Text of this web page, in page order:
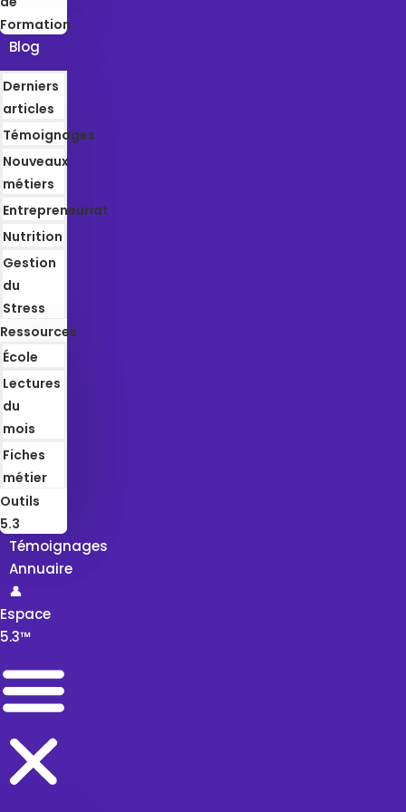
Formation
Blog
Derniers
articles
Témoignages
Nouveaux
métiers
Entrepreneuriat
Nutrition
Gestion
du
Stress
Ressources
École
Lectures
du
mois
Fiches
métier
Outils
5.3
Témoignages
Annuaire
👤
Espace
5.3™